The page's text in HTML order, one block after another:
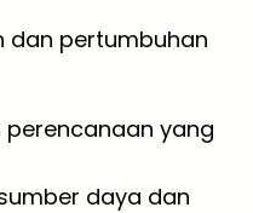
dan pertumbuhan
perencanaan yang
daya dan